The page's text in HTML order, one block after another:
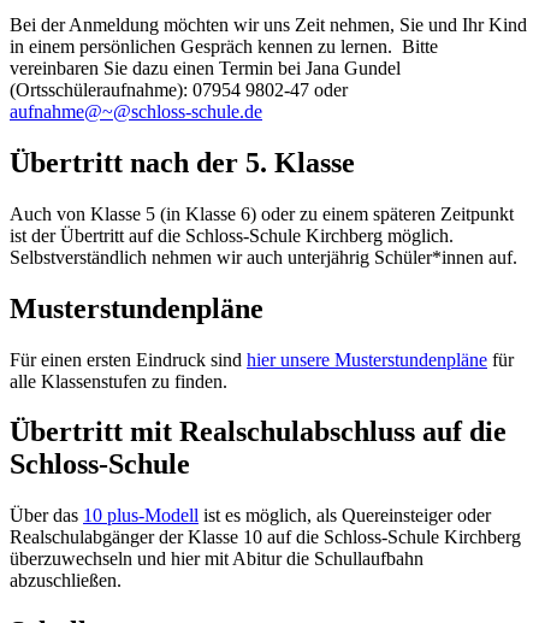
Bei der Anmeldung möchten wir uns Zeit nehmen, Sie und Ihr Kind
in einem persönlichen Gespräch kennen zu lernen. Bitte
vereinbaren Sie dazu einen Termin bei Jana Gundel
(Ortsschüleraufnahme): 07954 9802-47 oder
aufnahme@~@schloss-schule.de
Übertritt nach der 5. Klasse
Auch von Klasse 5 (in Klasse 6) oder zu einem späteren Zeitpunkt
ist der Übertritt auf die Schloss-Schule Kirchberg möglich.
Selbstverständlich nehmen wir auch unterjährig Schüler*innen auf.
Musterstundenpläne
Für einen ersten Eindruck sind hier unsere Musterstundenpläne für
alle Klassenstufen zu finden.
Übertritt mit Realschulabschluss auf die
Schloss-Schule
Über das 10 plus-Modell ist es möglich, als Quereinsteiger oder
Realschulabgänger der Klasse 10 auf die Schloss-Schule Kirchberg
überzuwechseln und hier mit Abitur die Schullaufbahn
abzuschließen.